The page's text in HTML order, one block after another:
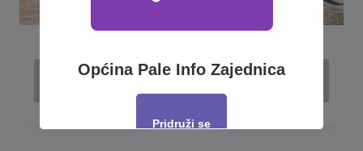
Sanacija mosta Alije Izetbegovića u
Prači – Započeti Radovi
Općina Pale Info Zajednica
Pridruži se